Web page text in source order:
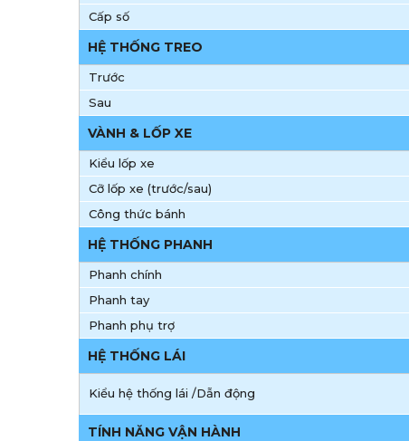
Cấp số
HỆ THỐNG TREO
Trước
Sau
VÀNH & LỐP XE
Kiểu lốp xe
Cỡ lốp xe (trước/sau)
Công thức bánh
HỆ THỐNG PHANH
Phanh chính
Phanh tay
Phanh phụ trợ
HỆ THỐNG LÁI
Kiểu hệ thống lái /Dẫn động
TÍNH NĂNG VẬN HÀNH